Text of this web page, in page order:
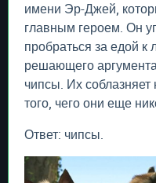
имени Эр-Джей,
главным героем. Он
пробраться за едой к
решающего
чипсы. Их соблазняет
того, чего они еще
Ответ: чипсы.